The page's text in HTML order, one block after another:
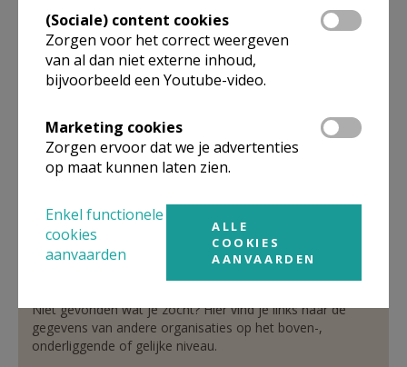
Dorp 13
1750 Lennik
02 532 28 88
02 532 37 00
Stuur een mailtje
Organisatiestructuur
Niet gevonden wat je zocht? Hier vind je links naar de
gegevens van andere organisaties op het boven-,
onderliggende of gelijke niveau.
(Sociale) content cookies
Zorgen voor het correct weergeven
van al dan niet externe inhoud,
bijvoorbeeld een Youtube-video.
Marketing cookies
Zorgen ervoor dat we je advertenties
op maat kunnen laten zien.
Enkel functionele
cookies
aanvaarden
ALLE
COOKIES
AANVAARDEN